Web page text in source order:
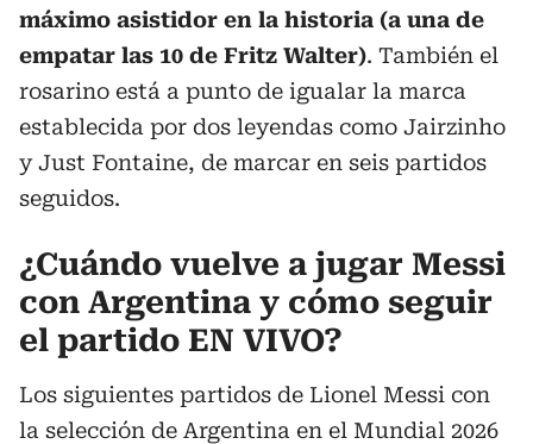
máximo asistidor en la historia (a una de
empatar las 10 de Fritz Walter). También el
rosarino está a punto de igualar la marca
establecida por dos leyendas como Jairzinho
y Just Fontaine, de marcar en seis partidos
seguidos.
¿Cuándo vuelve a jugar Messi
con Argentina y cómo seguir
el partido EN VIVO?
Los siguientes partidos de Lionel Messi con
la selección de Argentina en el Mundial 2026